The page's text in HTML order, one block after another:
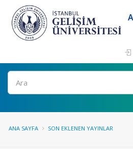
Ara
ANA SAYFA SON EKLENEN YAYINLAR